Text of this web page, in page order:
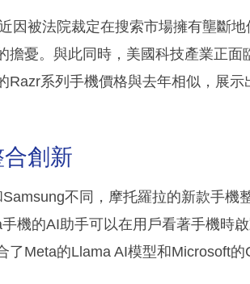
因被法院裁定在搜索市場擁有壟斷
擔憂。與此同時，美國科技產業正
Razr系列手機價格與去年相似，展
創新
不同，摩托羅拉的新款手機
機的AI助手可以在用戶看著手機時
了Meta的Llama AI模型和Microsoft